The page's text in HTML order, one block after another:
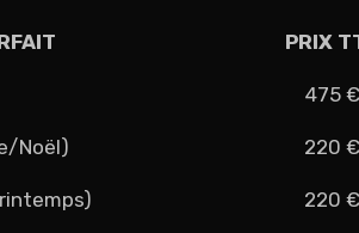
PRIX
475 €
Noël) 220 €
220 €